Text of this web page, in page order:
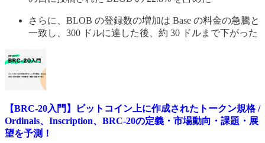
さらに、BLOB の登録数の増加は Base の料金の急騰と
一致し、300 ドルに達した後、約 30 ドルまで下がった
【BRC-20入門】ビットコイン上に作成されたトークン規格 /
Ordinals、Inscription、BRC-20の定義・市場動向・課題・展
望を予測！